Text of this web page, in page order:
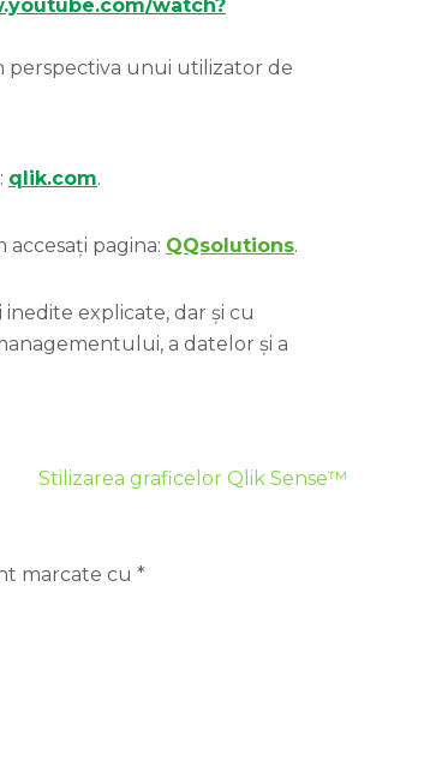
watch?
perspectiva unui utilizator de
qlik.com.
accesați pagina: QQsolutions.
explicate, dar și cu
a datelor și a
Stilizarea graficelor Qlik Sense™
marcate cu *